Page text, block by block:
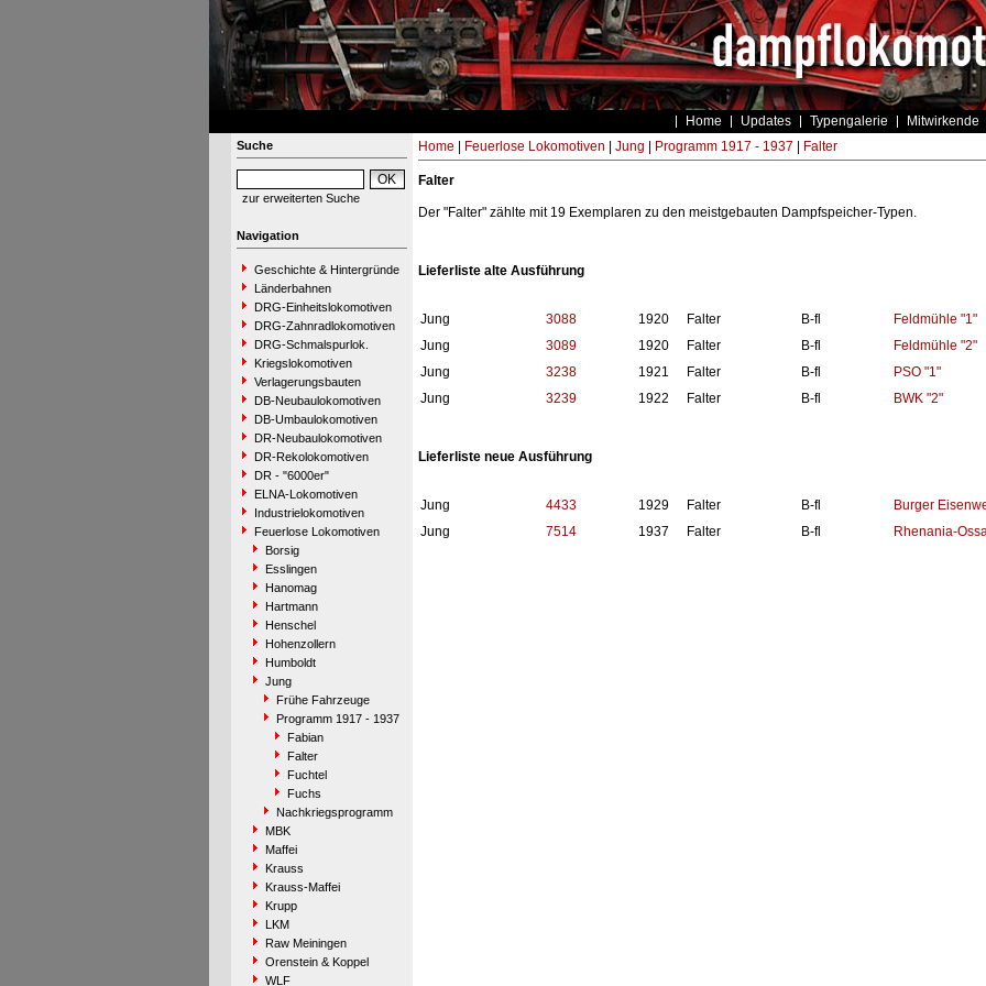
Home Updates Typengalerie Mitwirkende
Suche
zur erweiterten Suche
Navigation
Geschichte & Hintergründe
Länderbahnen
DRG-Einheitslokomotiven
DRG-Zahnradlokomotiven
DRG-Schmalspurlok.
Kriegslokomotiven
Verlagerungsbauten
DB-Neubaulokomotiven
DB-Umbaulokomotiven
DR-Neubaulokomotiven
DR-Rekolokomotiven
DR - "6000er"
ELNA-Lokomotiven
Industrielokomotiven
Feuerlose Lokomotiven
Borsig
Esslingen
Hanomag
Hartmann
Henschel
Hohenzollern
Humboldt
Jung
Frühe Fahrzeuge
Programm 1917 - 1937
Fabian
Falter
Fuchtel
Fuchs
Nachkriegsprogramm
MBK
Maffei
Krauss
Krauss-Maffei
Krupp
LKM
Raw Meiningen
Orenstein & Koppel
WLF
Home Feuerlose Lokomotiven Jung Programm 1917 - 1937 Falter
Falter
Der "Falter" zählte mit 19 Exemplaren zu den meistgebauten Dampfspeicher-Typen.
Lieferliste alte Ausführung
Jung 3088 1920 Falter B-fl
Feldmühle "1"
Jung
3089 1920 Falter B-fl
Feldmühle "2"
Jung
3238 1921 Falter B-fl
PSO "1"
Jung
3239 1922 Falter B-fl BWK "2"
Lieferliste neue Ausführung
Jung 4433 1929 Falter B-fl
Burger
Jung
7514 1937 Falter B-fl Rhenania-